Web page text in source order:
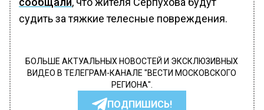
судить за тяжкие телесные повреждения.
БОЛЬШЕ АКТУАЛЬНЫХ НОВОСТЕЙ И ЭКСКЛЮЗИВНЫХ
ВИДЕО В ТЕЛЕГРАМ-КАНАЛЕ "ВЕСТИ МОСКОВСКОГО
РЕГИОНА".
ПОДПИШИСЬ!